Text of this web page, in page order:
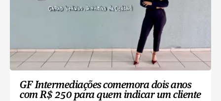
GF Intermediações comemora dois anos
com R$ 250 para quem indicar um cliente